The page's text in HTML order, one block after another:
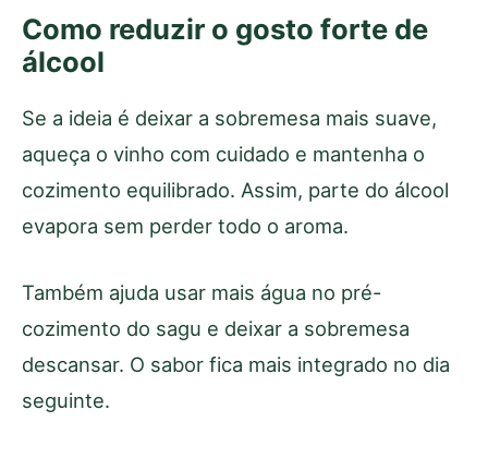
Como reduzir o gosto forte de
álcool
Se a ideia é deixar a sobremesa mais suave,
aqueça o vinho com cuidado e mantenha o
cozimento equilibrado. Assim, parte do álcool
evapora sem perder todo o aroma.
Também ajuda usar mais água no pré-
cozimento do sagu e deixar a sobremesa
descansar. O sabor fica mais integrado no dia
seguinte.